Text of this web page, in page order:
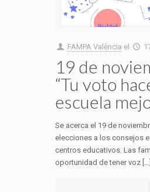
FAMPA València el
19 de
“Tu voto
escuela
Se acerca el 19 de
elecciones a los consejos
centros educativos. Las
oportunidad de tener voz […]